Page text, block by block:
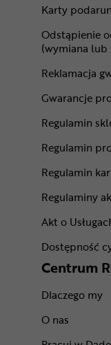
Karty
Odstąpienie
(wymiana lub
Reklamacja
Gwarancje
Regulamin
Regulamin
Regulamin
Regulaminy
Akt o
Dostępność
Centrum
Dlaczego my
O nas